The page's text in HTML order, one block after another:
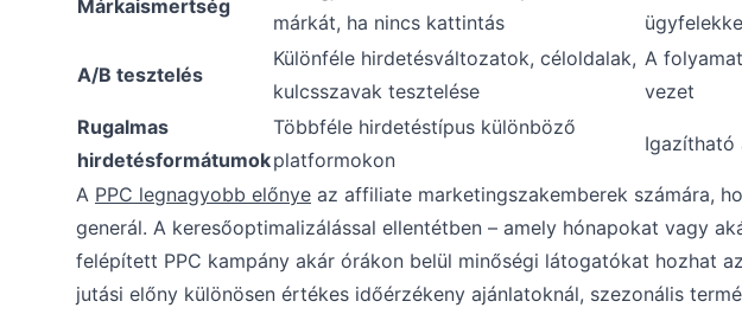
Márkaismertség
márkát, ha nincs kattintás
A/B tesztelés
Különféle hirdetésváltozatok, céloldalak,
kulcsszavak tesztelése
A
vezet
Rugalmas
hirdetésformátumok
Többféle hirdetéstípus különböző
platformokon
Igazítható
A PPC legnagyobb előnye az affiliate marketingszakemberek számára,
generál. A keresőoptimalizálással ellentétben – amely hónapokat vagy
felépített PPC kampány akár órákon belül minőségi látogatókat hozhat
jutási előny különösen értékes időérzékeny ajánlatoknál, szezonális